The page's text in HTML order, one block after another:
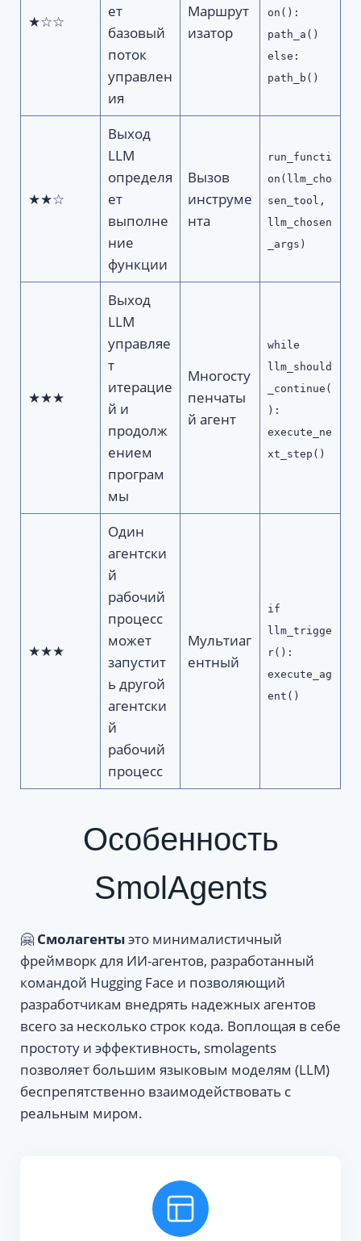
★☆☆
ет
базовый
поток
управлен
ия
Маршрут
изатор
on():
path_a()
else:
path_b()
★★☆
Выход
LLM
определя
ет
выполне
ние
функции
Вызов
инструме
нта
run_functi
on(llm_cho
sen_tool,
llm_chosen
_args)
★★★
Выход
LLM
управляе
т
итерацие
й и
продолж
ением
програм
мы
Многосту
пенчаты
й агент
while
llm_should
_continue(
):
execute_ne
xt_step()
★★★
Один
агентски
й
рабочий
процесс
может
запустит
ь другой
агентски
й
рабочий
процесс
Мультиаг
ентный
if
llm_trigge
r():
execute_ag
ent()
Особенность
SmolAgents
🤗 Смолагентыэто минималистичный
фреймворк для ИИ-агентов, разработанный
командой Hugging Face и позволяющий
разработчикам внедрять надежных агентов
всего за несколько строк кода. Воплощая в себе
простоту и эффективность, smolagents
позволяет большим языковым моделям (LLM)
беспрепятственно взаимодействовать с
реальным миром.